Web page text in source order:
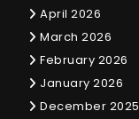
April 2026
March 2026
February 2026
January 2026
December 2025